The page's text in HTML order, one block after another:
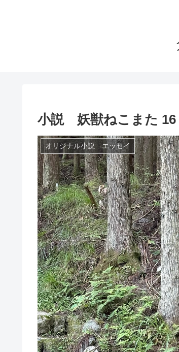
小説 妖獣ねこまた 16
オリジナル小説 エッセイ